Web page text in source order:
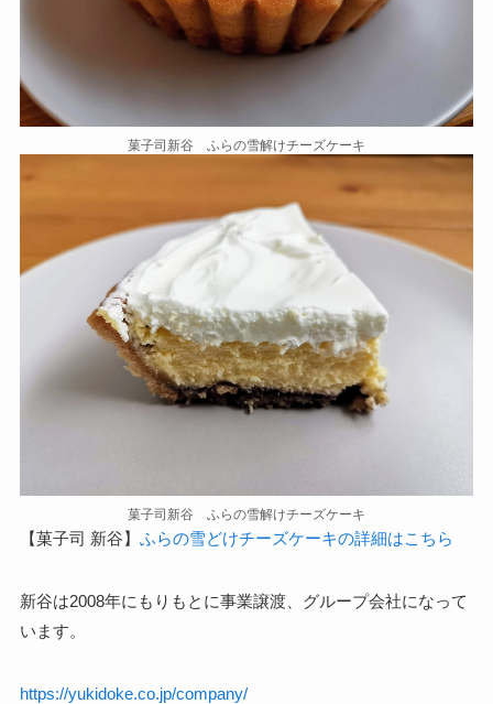
菓子司新谷 ふらの雪解けチーズケーキ
菓子司新谷 ふらの雪解けチーズケーキ
【菓子司 新谷】 ふらの雪どけチーズケーキの詳細はこちら
新谷は2008年にもりもとに事業譲渡、グループ会社になって
います。
https://yukidoke.co.jp/company/